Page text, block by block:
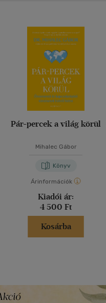
Pár-percek a világ körül
Mihalec Gábor
Könyv
Árinformációk
Kiadói ár:
4 500 Ft
Kosárba